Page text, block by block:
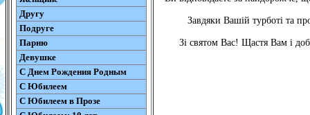
Другу
Подруге
Парню
Девушке
С Днем Рождения Родным
С Юбилеем
С Юбилеем в Прозе
Завдяки Вашій турботі та
Зі святом Вас! Щастя Вам і